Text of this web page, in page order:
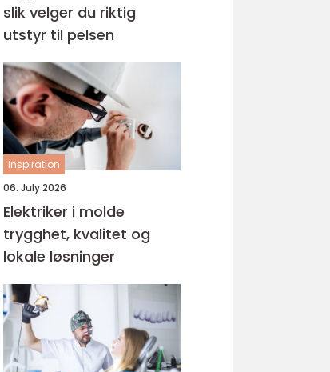
slik velger du riktig
utstyr til pelsen
inspiration
06. July 2026
Elektriker i molde
trygghet, kvalitet og
lokale løsninger